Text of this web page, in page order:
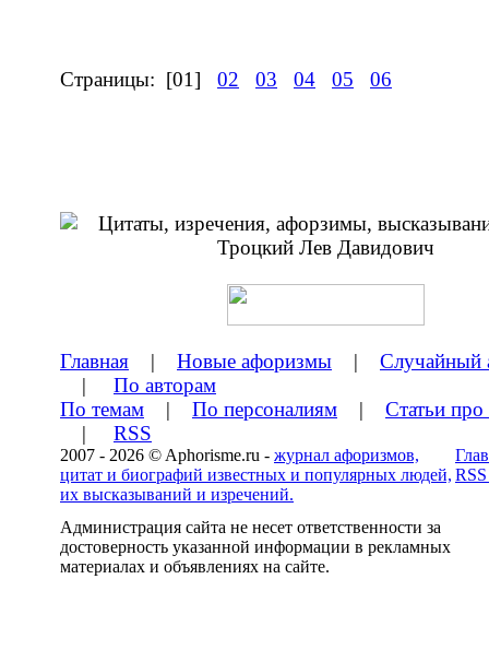
Страницы: [01] 02 03 04 05 06
Главная | Новые афоризмы | Случайный
| По авторам
По темам | По персоналиям | Статьи
| RSS
2007 - 2026 © Aphorisme.ru - журнал афоризмов,
цитат и биографий известных и популярных людей,
их высказываний и изречений.
Администрация сайта не несет ответственности за
достоверность указанной информации в рекламных
материалах и объявлениях на сайте.